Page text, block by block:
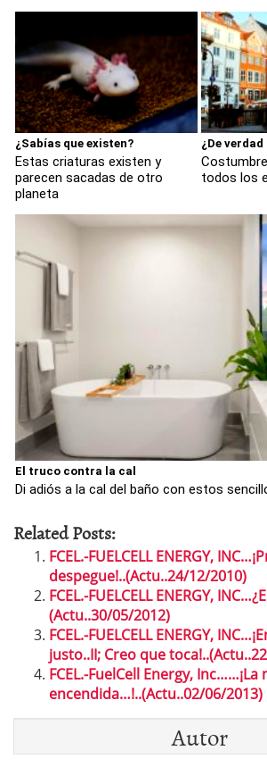
¿Sabías que existen?
Estas criaturas existen y
parecen sacadas de otro
planeta
¿De
todos los
El truco contra la cal
Di adiós a la cal del baño con estos
Related Posts:
FCEL.-FUELCELL ENERGY,
despegue!..(Actu..24/12/2010)
FCEL.-FUELCELL ENERGY,
(Actu..30/05/2012)
FCEL.-FUELCELL ENERGY,
justo..II; Creo que
FCEL.-FuelCell Energy, Inc……¡La
encendida…!..(Actu..02/06/2013)
Autor